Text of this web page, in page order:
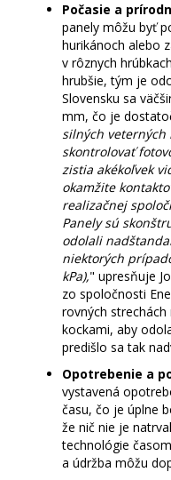
Počasie a
panely môžu byť
hurikánoch alebo
v rôznych
hrubšie, tým je
Slovensku sa
mm, čo je
silných
skontrolovať
zistia akékoľvek
okamžite
realizačnej
Panely sú
odolali
niektorých
kPa)," upresňuje
zo spoločnosti
rovných strechách
kockami, aby
predišlo sa tak
Opotrebenie a
vystavená
času, čo je úplne
že nič nie je
technológie
a údržba môžu